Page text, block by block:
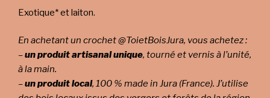
Exotique* et laiton.
En achetant un crochet @ToietBoisJura, vous achetez :
–un produit artisanal unique, tourné et vernis à l’unité,
à la main.
–un produit local, 100 % made in Jura (France). J’utilise